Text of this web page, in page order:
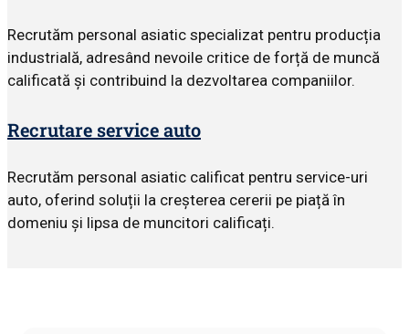
Recrutăm personal asiatic specializat pentru producția
industrială, adresând nevoile critice de forță de muncă
calificată și contribuind la dezvoltarea companiilor.
Recrutare service auto
Recrutăm personal asiatic calificat pentru service-uri
auto, oferind soluții la creșterea cererii pe piață în
domeniu și lipsa de muncitori calificați.